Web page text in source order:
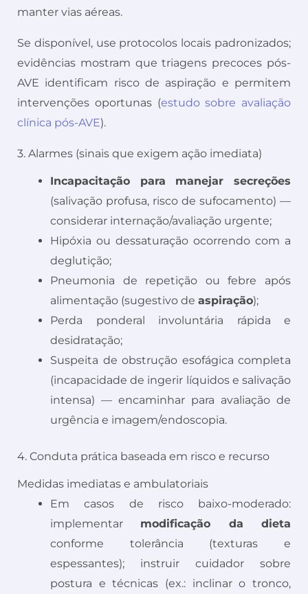
manter vias aéreas.
Se disponível, use protocolos locais padronizados;
evidências mostram que triagens precoces pós-
AVE identificam risco de aspiração e permitem
intervenções oportunas (estudo sobre avaliação
clínica pós-AVE).
3. Alarmes (sinais que exigem ação imediata)
Incapacitação para manejar secreções
(salivação profusa, risco de sufocamento) —
considerar internação/avaliação urgente;
Hipóxia ou dessaturação ocorrendo com a
deglutição;
Pneumonia de repetição ou febre após
alimentação (sugestivo de aspiração);
Perda ponderal involuntária rápida e
desidratação;
Suspeita de obstrução esofágica completa
(incapacidade de ingerir líquidos e salivação
intensa) — encaminhar para avaliação de
urgência e imagem/endoscopia.
4. Conduta prática baseada em risco e recurso
Medidas imediatas e ambulatoriais
Em casos de risco baixo-moderado:
implementar modificação da dieta
conforme tolerância (texturas e
espessantes); instruir cuidador sobre
postura e técnicas (ex.: inclinar o tronco,